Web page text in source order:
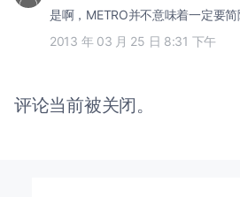
是啊，METRO并不意味着一定要
2013 年 03 月 25 日 8:31 下午
评论当前被关闭。